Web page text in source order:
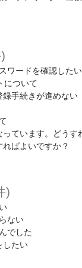
ワードを確認したい
について
録手続きが進めない
ています。どうす
ればよいですか？
)
ない
でした
したい